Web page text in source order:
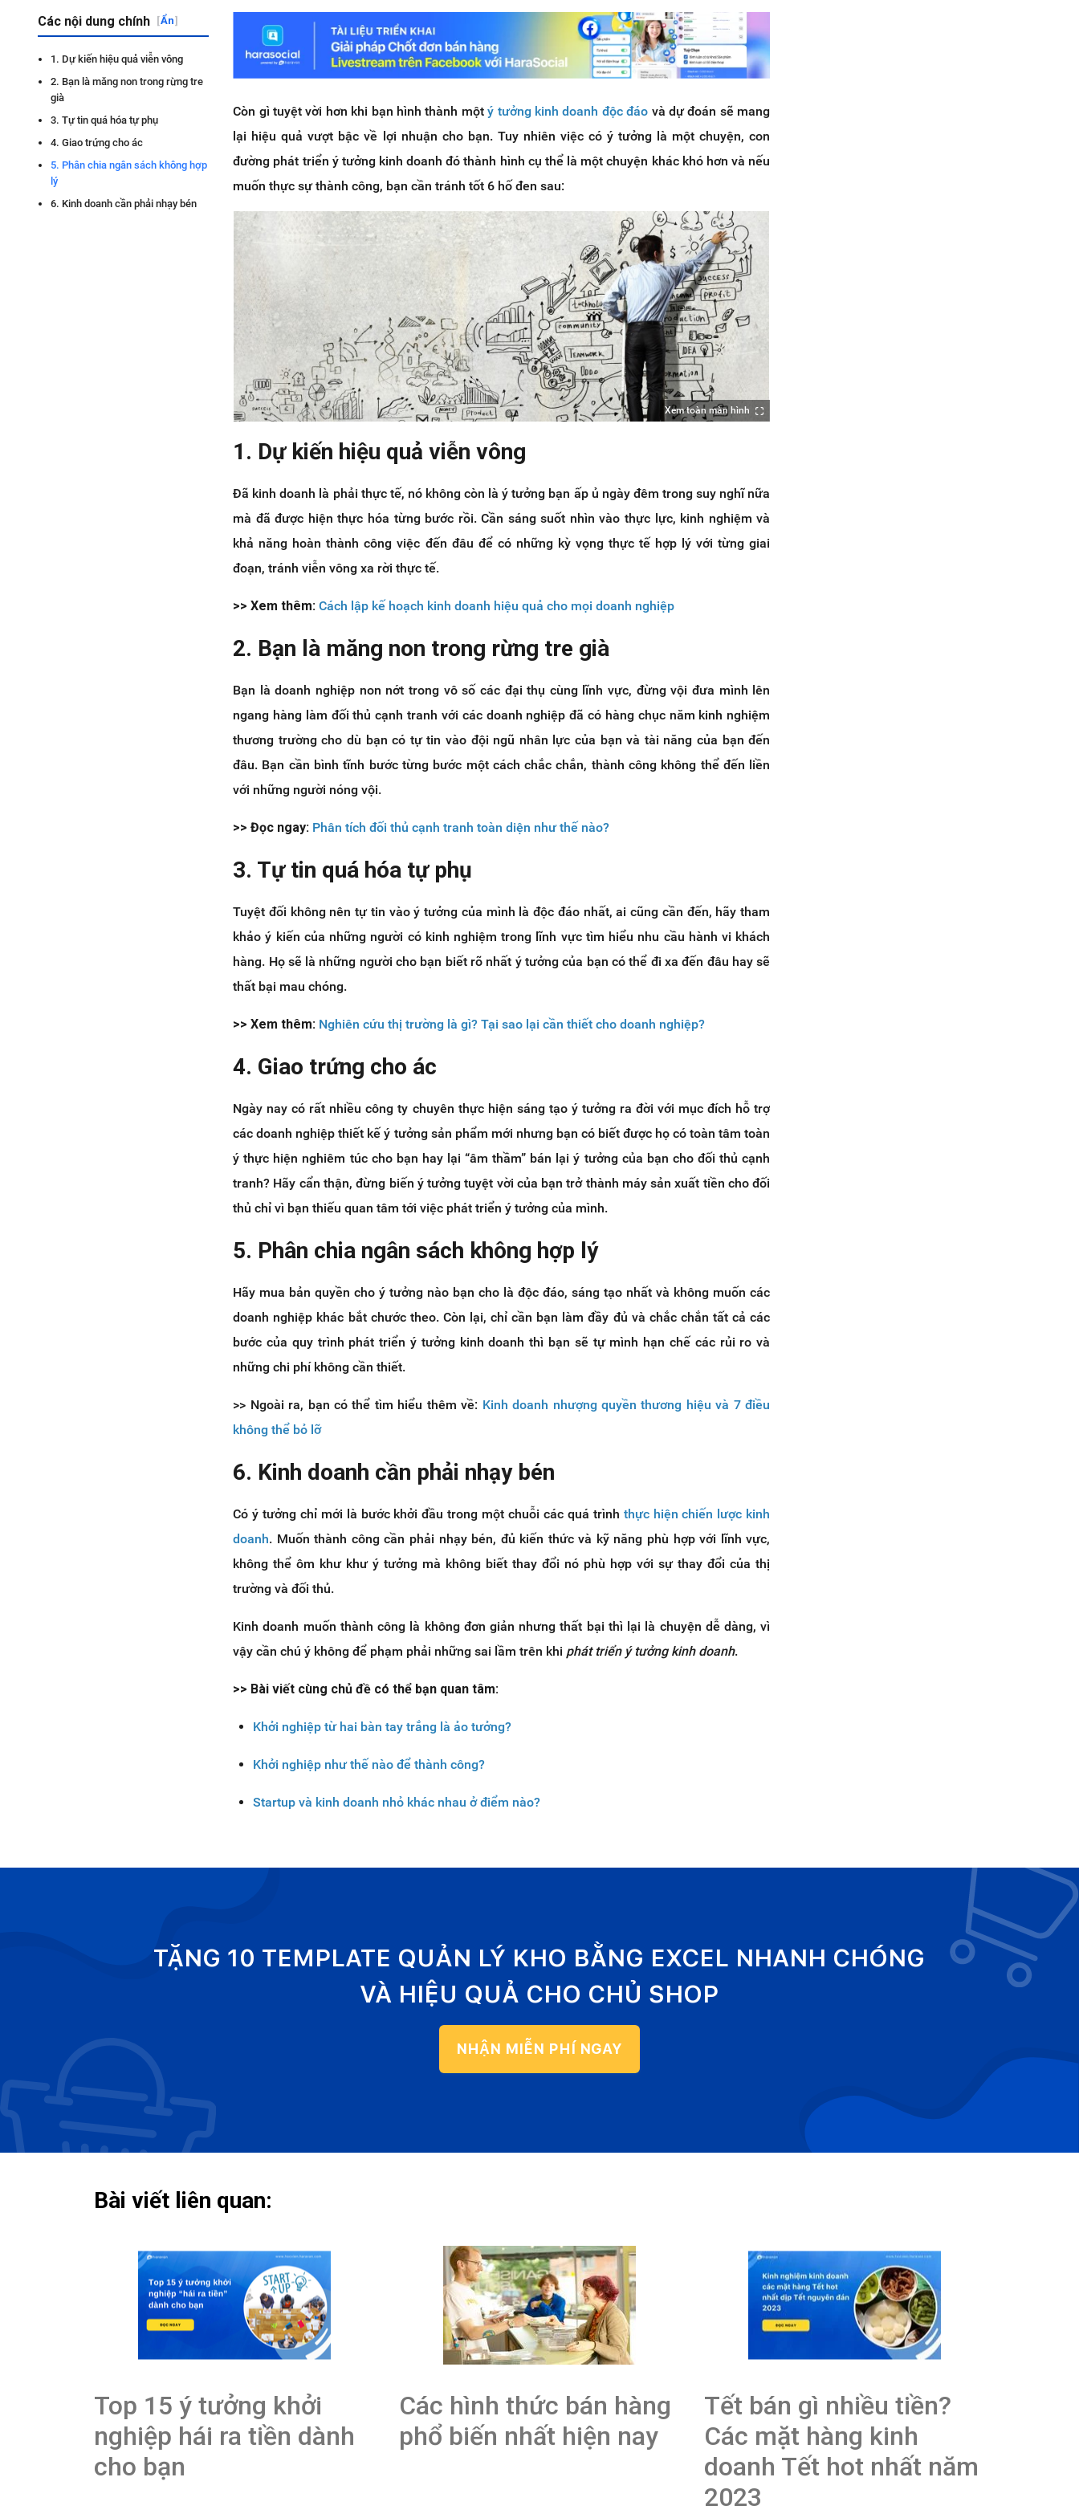
Các nội dung chính [Ẩn]
1. Dự kiến hiệu quả viễn vông
2. Bạn là măng non trong rừng tre
già
3. Tự tin quá hóa tự phụ
4. Giao trứng cho ác
5. Phân chia ngân sách không hợp
lý
6. Kinh doanh cần phải nhạy bén
Còn gì tuyệt vời hơn khi bạn hình thành mộtý tưởng kinh doanh độc đáo và dự đoán sẽ mang
lại hiệu quả vượt bậc về lợi nhuận cho bạn. Tuy nhiên việc có ý tưởng là một chuyện, con
đường phát triển ý tưởng kinh doanh đó thành hình cụ thể là một chuyện khác khó hơn và nếu
muốn thực sự thành công, bạn cần tránh tốt 6 hố đen sau:
Xem toàn màn hình
1. Dự kiến hiệu quả viễn vông
Đã kinh doanh là phải thực tế, nó không còn là ý tưởng bạn ấp ủ ngày đêm trong suy nghĩ nữa
mà đã được hiện thực hóa từng bước rồi. Cần sáng suốt nhìn vào thực lực, kinh nghiệm và
khả năng hoàn thành công việc đến đâu để có những kỳ vọng thực tế hợp lý với từng giai
đoạn, tránh viễn vông xa rời thực tế.
>> Xem thêm: Cách lập kế hoạch kinh doanh hiệu quả cho mọi doanh nghiệp
2. Bạn là măng non trong rừng tre già
Bạn là doanh nghiệp non nớt trong vô số các đại thụ cùng lĩnh vực, đừng vội đưa mình lên
ngang hàng làm đối thủ cạnh tranh với các doanh nghiệp đã có hàng chục năm kinh nghiệm
thương trường cho dù bạn có tự tin vào đội ngũ nhân lực của bạn và tài năng của bạn đến
đâu. Bạn cần bình tĩnh bước từng bước một cách chắc chắn, thành công không thể đến liền
với những người nóng vội.
>> Đọc ngay: Phân tích đối thủ cạnh tranh toàn diện như thế nào?
3. Tự tin quá hóa tự phụ
Tuyệt đối không nên tự tin vào ý tưởng của mình là độc đáo nhất, ai cũng cần đến, hãy tham
khảo ý kiến của những người có kinh nghiệm trong lĩnh vực tìm hiểu nhu cầu hành vi khách
hàng. Họ sẽ là những người cho bạn biết rõ nhất ý tưởng của bạn có thể đi xa đến đâu hay sẽ
thất bại mau chóng.
>> Xem thêm: Nghiên cứu thị trường là gì? Tại sao lại cần thiết cho doanh nghiệp?
4. Giao trứng cho ác
Ngày nay có rất nhiều công ty chuyên thực hiện sáng tạo ý tưởng ra đời với mục đích hỗ trợ
các doanh nghiệp thiết kế ý tưởng sản phẩm mới nhưng bạn có biết được họ có toàn tâm toàn
ý thực hiện nghiêm túc cho bạn hay lại “âm thầm” bán lại ý tưởng của bạn cho đối thủ cạnh
tranh? Hãy cẩn thận, đừng biến ý tưởng tuyệt vời của bạn trở thành máy sản xuất tiền cho đối
thủ chỉ vì bạn thiếu quan tâm tới việc phát triển ý tưởng của mình.
5. Phân chia ngân sách không hợp lý
Hãy mua bản quyền cho ý tưởng nào bạn cho là độc đáo, sáng tạo nhất và không muốn các
doanh nghiệp khác bắt chước theo. Còn lại, chỉ cần bạn làm đầy đủ và chắc chắn tất cả các
bước của quy trình phát triển ý tưởng kinh doanh thì bạn sẽ tự mình hạn chế các rủi ro và
những chi phí không cần thiết.
>> Ngoài ra, bạn có thể tìm hiểu thêm về: Kinh doanh nhượng quyền thương hiệu và 7 điều
không thể bỏ lỡ
6. Kinh doanh cần phải nhạy bén
Có ý tưởng chỉ mới là bước khởi đầu trong một chuỗi các quá trình thực hiện chiến lược kinh
doanh. Muốn thành công cần phải nhạy bén, đủ kiến thức và kỹ năng phù hợp với lĩnh vực,
không thể ôm khư khư ý tưởng mà không biết thay đổi nó phù hợp với sự thay đổi của thị
trường và đối thủ.
Kinh doanh muốn thành công là không đơn giản nhưng thất bại thì lại là chuyện dễ dàng, vì
vậy cần chú ý không để phạm phải những sai lầm trên khi phát triển ý tưởng kinh doanh.
>> Bài viết cùng chủ đề có thể bạn quan tâm:
Khởi nghiệp từ hai bàn tay trắng là ảo tưởng?
Khởi nghiệp như thế nào để thành công?
Startup và kinh doanh nhỏ khác nhau ở điểm nào?
TẶNG 10 TEMPLATE QUẢN LÝ KHO BẰNG EXCEL NHANH CHÓNG
VÀ HIỆU QUẢ CHO CHỦ SHOP
NHẬN MIỄN PHÍ NGAY
Bài viết liên quan:
Top 15 ý tưởng khởi
nghiệp hái ra tiền dành
cho bạn
Các hình thức bán hàng
phổ biến nhất hiện nay
Tết bán gì nhiều tiền?
Các mặt hàng kinh
doanh Tết hot nhất năm
2023